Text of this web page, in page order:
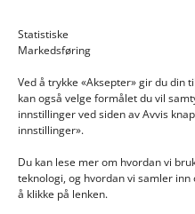
Statistiske
Markedsføring
Ved å trykke «Aksepter» gir du din
kan også velge formålet du vil
innstillinger ved siden av Avvis
innstillinger».
Du kan lese mer om hvordan vi
teknologi, og hvordan vi samler
å klikke på lenken.